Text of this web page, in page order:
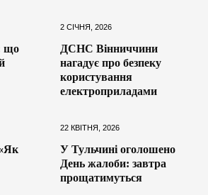
що
2 СІЧНЯ, 2026
ДСНС Вінниччини
нагадує про безпеку
користування
електроприладами
22 КВІТНЯ, 2026
У Тульчині оголошено
День жалоби: завтра
прощатимуться